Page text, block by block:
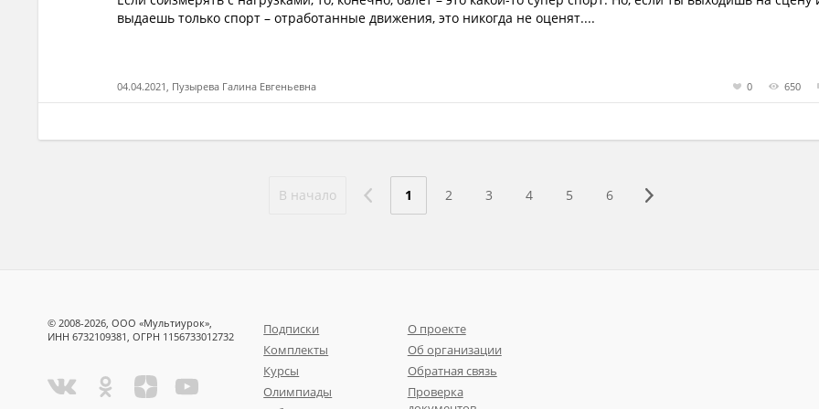
выдаешь только спорт – отработанные движения, это никогда не оценят....
04.04.2021, Пузырева Галина Евгеньевна 0 650
В начало 1 2 3 4 5 6
© 2008-2026, ООО «Мультиурок»,
ИНН 6732109381, ОГРН 1156733012732
Подписки
Комплекты
Курсы
Олимпиады
О проекте
Об организации
Обратная связь
Проверка